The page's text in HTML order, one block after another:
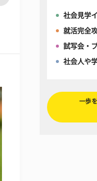
社会見学
就活完全
試写会・
社会人や
一歩